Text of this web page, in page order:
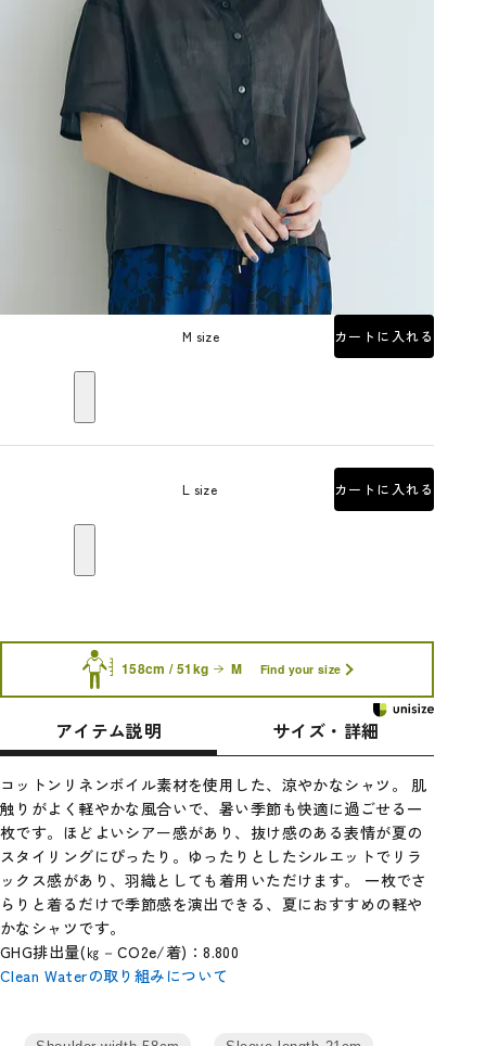
M size カートに入れる
L size カートに入れる
158cm / 51kg M Find your size
アイテム説明 サイズ・詳細
コットンリネンボイル素材を使用した、涼やかなシャツ。 肌
触りがよく軽やかな風合いで、暑い季節も快適に過ごせる一
枚です。ほどよいシアー感があり、抜け感のある表情が夏の
スタイリングにぴったり。ゆったりとしたシルエットでリラ
ックス感があり、羽織としても着用いただけます。 一枚でさ
らりと着るだけで季節感を演出できる、夏におすすめの軽や
かなシャツです。
GHG排出量(㎏－CO2e/着)：8.800
Clean Waterの取り組みについて
サイズ 身丈 肩幅 バスト 袖丈